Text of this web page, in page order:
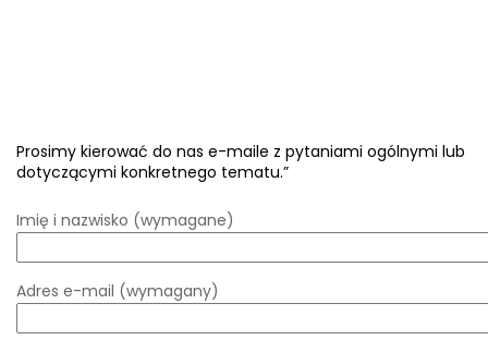
Prosimy kierować do nas e-maile z pytaniami ogólnymi lub
dotyczącymi konkretnego tematu.”
Imię i nazwisko (wymagane)
Adres e-mail (wymagany)